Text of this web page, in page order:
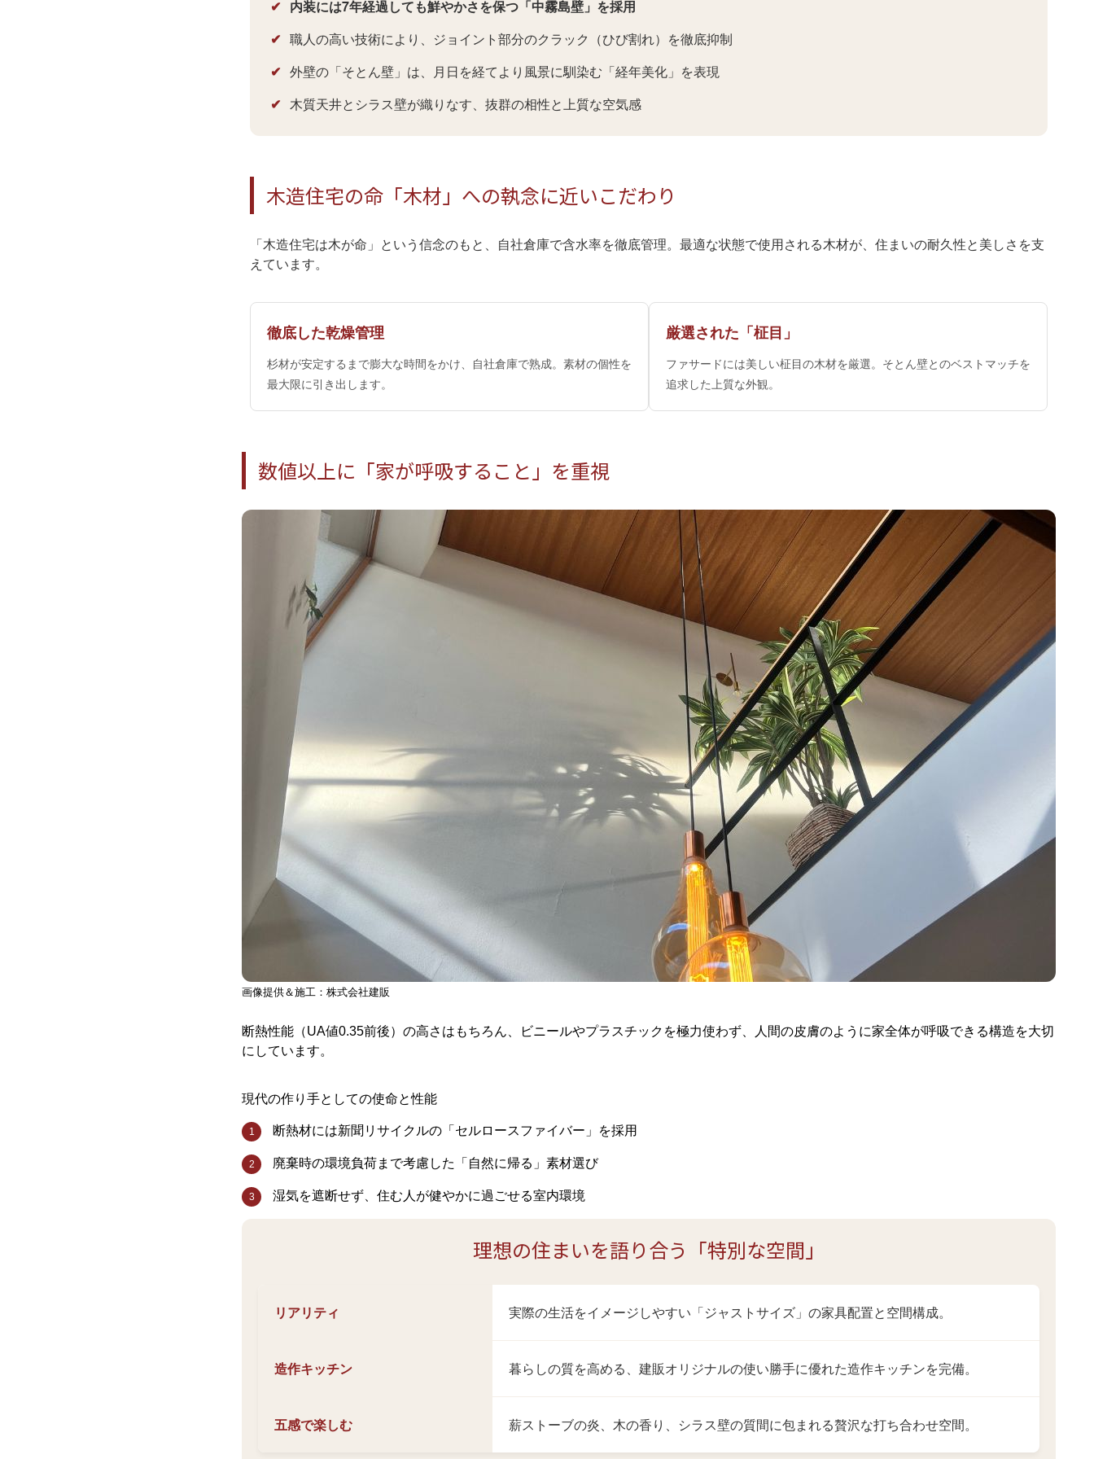
✔ 内装には7年経過しても鮮やかさを保つ「中霧島壁」を採用
✔ 職人の高い技術により、ジョイント部分のクラック（ひび割れ）を徹底抑制
✔ 外壁の「そとん壁」は、月日を経てより風景に馴染む「経年美化」を表現
✔ 木質天井とシラス壁が織りなす、抜群の相性と上質な空気感
木造住宅の命「木材」への執念に近いこだわり
「木造住宅は木が命」という信念のもと、自社倉庫で含水率を徹底管理。最適な状態で使用される木材が、住まいの耐久性と美しさを支
えています。
徹底した乾燥管理
杉材が安定するまで膨大な時間をかけ、自社倉庫で熟成。素材の個性を
最大限に引き出します。
厳選された「柾目」
ファサードには美しい柾目の木材を厳選。そとん壁とのベストマッチを
追求した上質な外観。
数値以上に「家が呼吸すること」を重視
画像提供＆施工：株式会社建販
断熱性能（UA値0.35前後）の高さはもちろん、ビニールやプラスチックを極力使わず、人間の皮膚のように家全体が呼吸できる構造を大切
にしています。
現代の作り手としての使命と性能
1 断熱材には新聞リサイクルの「セルロースファイバー」を採用
2 廃棄時の環境負荷まで考慮した「自然に帰る」素材選び
3 湿気を遮断せず、住む人が健やかに過ごせる室内環境
理想の住まいを語り合う「特別な空間」
リアリティ 実際の生活をイメージしやすい「ジャストサイズ」の家具配置と空間構成。
造作キッチン 暮らしの質を高める、建販オリジナルの使い勝手に優れた造作キッチンを完備。
五感で楽しむ 薪ストーブの炎、木の香り、シラス壁の質間に包まれる贅沢な打ち合わせ空間。